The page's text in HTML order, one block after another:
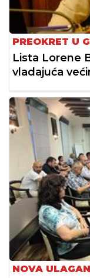
PREOKRET U
Lista Lorene
vladajuća
NOVA